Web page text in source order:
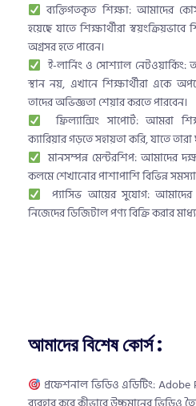
ব্যক্তিগতকৃত শিক্ষা: আমাদের
হয়েছে যাতে শিক্ষার্থীরা
অগ্রসর হতে পারেন।
ই-লার্নিং ও সোশ্যাল নেটওয়ার্কিং:
স্থান নয়, এখানে শিক্ষার্থীরা একে
তাদের অভিজ্ঞতা শেয়ার করতে পারবেন।
ফ্রিল্যান্সিং সাপোর্ট: আমরা
ক্যারিয়ার গড়তে সহায়তা করি, যাতে
মানসম্পন্ন মেন্টরশিপ: আমাদের
কলমে শেখানোর পাশাপাশি বিভিন্ন
প্যাসিভ আয়ের সুযোগ: আমাদের
নিজেদের ডিজিটাল পণ্য বিক্রি করার
আমাদের বিশেষ কোর্স :
প্রফেশনাল ভিডিও এডিটিং: